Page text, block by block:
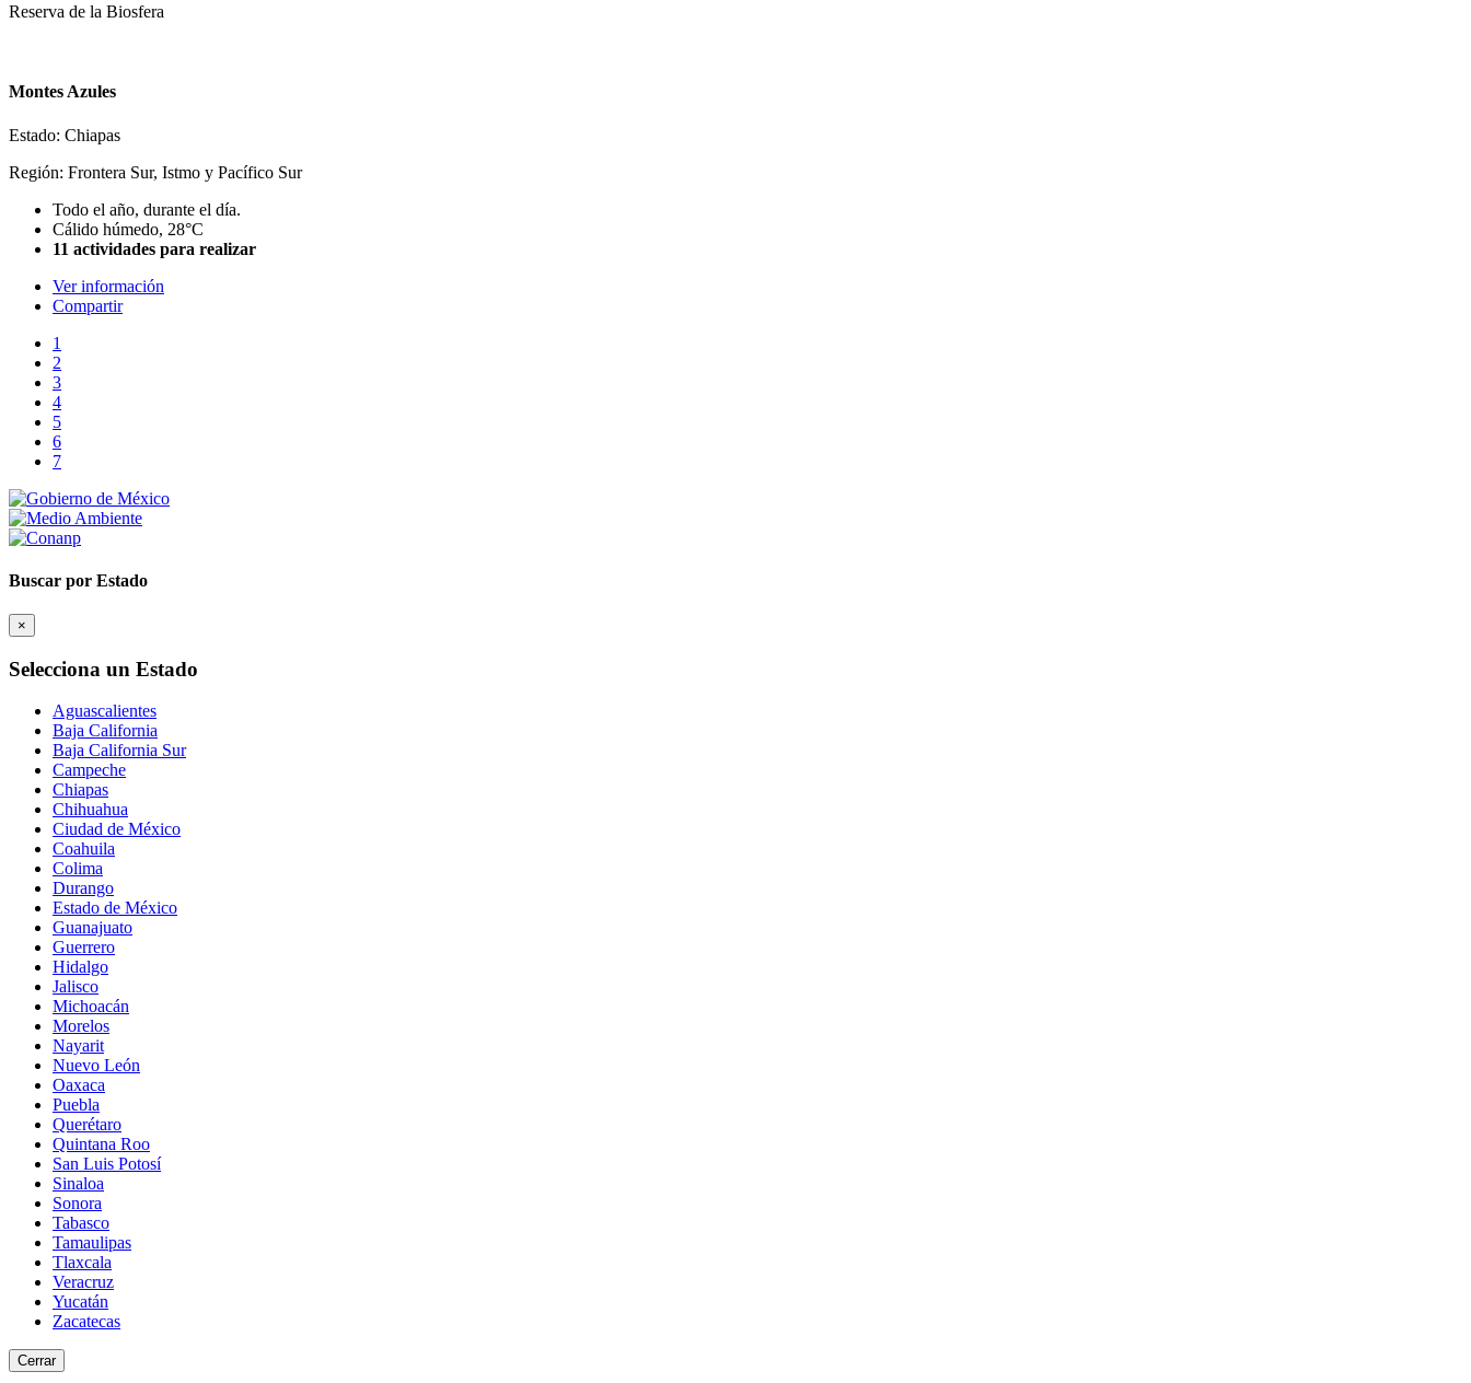
Reserva de la Biosfera
Montes Azules
Estado: Chiapas
Región: Frontera Sur, Istmo y Pacífico Sur
Todo el año, durante el día.
Cálido húmedo, 28°C
11 actividades para realizar
Ver información
Compartir
1
2
3
4
5
6
7
Buscar por Estado
×
Selecciona un Estado
Aguascalientes
Baja California
Baja California Sur
Campeche
Chiapas
Chihuahua
Ciudad de México
Coahuila
Colima
Durango
Estado de México
Guanajuato
Guerrero
Hidalgo
Jalisco
Michoacán
Morelos
Nayarit
Nuevo León
Oaxaca
Puebla
Querétaro
Quintana Roo
San Luis Potosí
Sinaloa
Sonora
Tabasco
Tamaulipas
Tlaxcala
Veracruz
Yucatán
Zacatecas
Cerrar